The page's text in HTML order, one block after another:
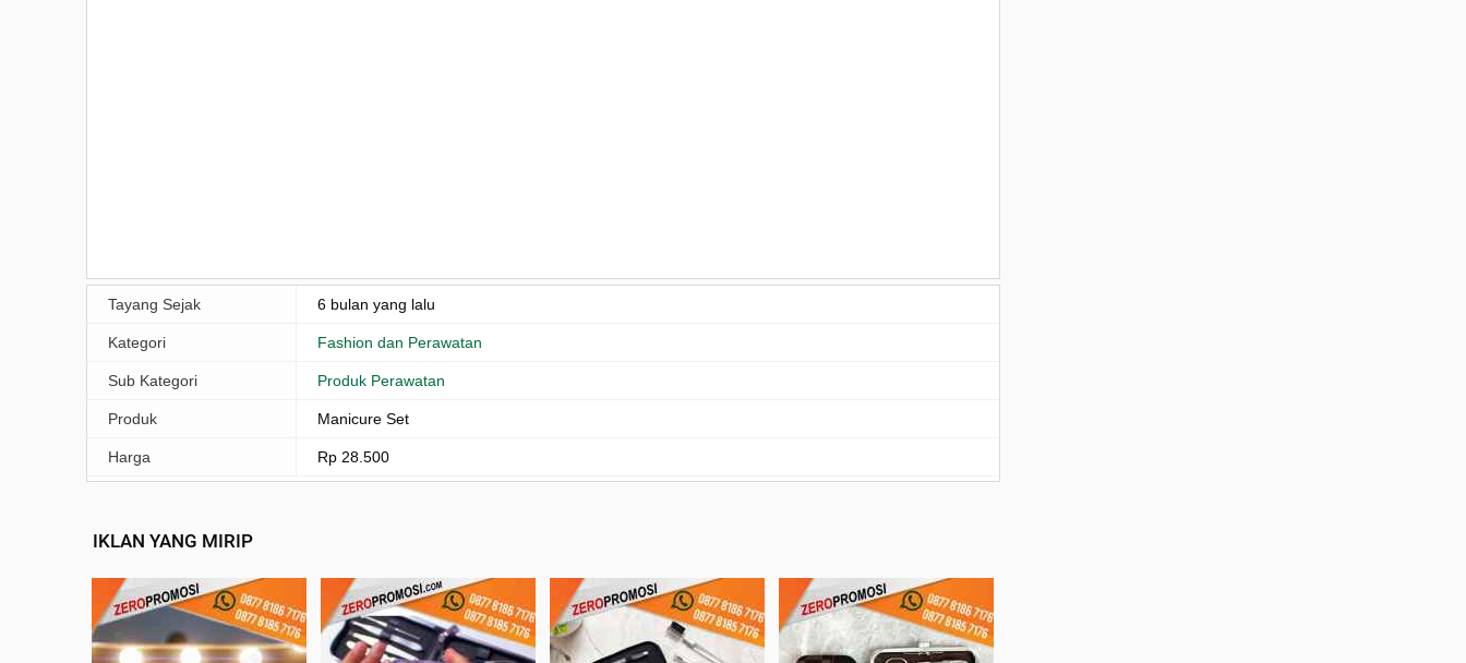
Tayang Sejak 6 bulan yang lalu
Kategori Fashion dan Perawatan
Sub Kategori Produk Perawatan
Produk Manicure Set
Harga Rp 28.500
IKLAN YANG MIRIP